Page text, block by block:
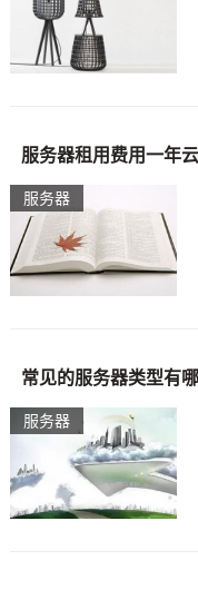
服务器
服务器